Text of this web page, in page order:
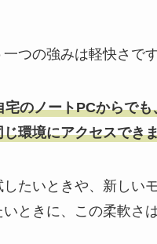
つの強みは軽快さです
宅のノートPCからでも
環境にアクセスでき
たいときや、新しい
ときに、この柔軟さは